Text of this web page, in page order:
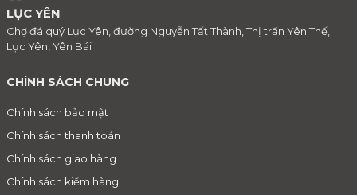
LỤC YÊN
Chợ đá quý Lục Yên, đường Nguyễn Tất Thành, Thị trấn Yên Thế,
Lục Yên, Yên Bái
CHÍNH SÁCH CHUNG
Chính sách bảo mật
Chính sách thanh toán
Chính sách giao hàng
Chính sách kiểm hàng